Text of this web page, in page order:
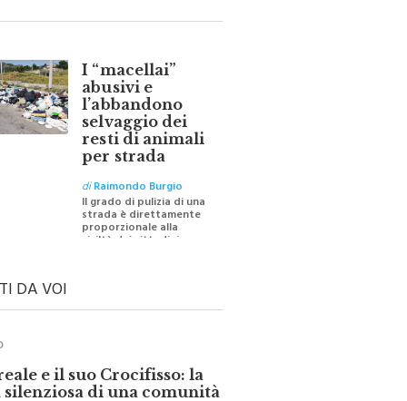
I “macellai”
abusivi e
l’abbandono
selvaggio dei
resti di animali
per strada
diRaimondo Burgio
Il grado di pulizia di una
strada è direttamente
proporzionale alla
civiltà dei cittadini
DA VOI
e il suo Crocifisso: la
di una comunità